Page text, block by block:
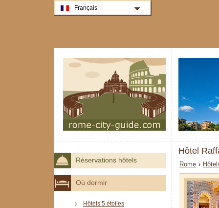
Hôtel
Rome ›
Réservations hôtels
Où dormir
Hôtels 5 étoiles
Français